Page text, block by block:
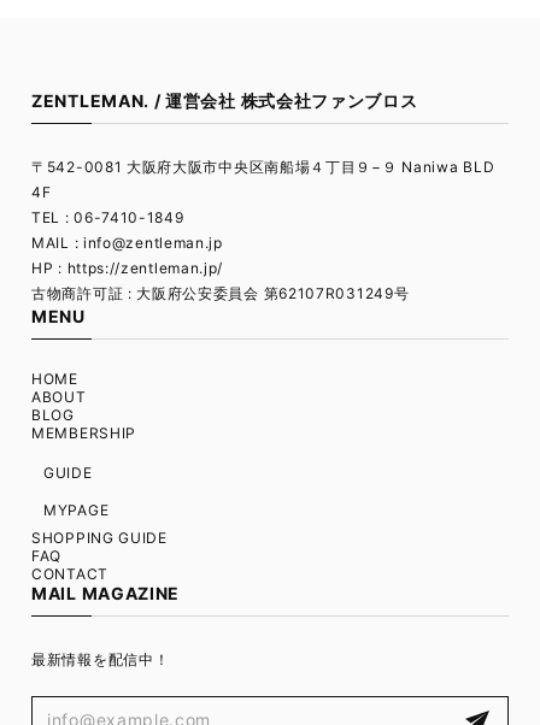
ZENTLEMAN. / 運営会社 株式会社ファンブロス
〒542-0081 大阪府大阪市中央区南船場４丁目９−９ Naniwa BLD
4F
TEL : 06-7410-1849
MAIL : info@zentleman.jp
HP : https://zentleman.jp/
古物商許可証 : 大阪府公安委員会 第62107R031249号
MENU
HOME
ABOUT
BLOG
MEMBERSHIP
GUIDE
MYPAGE
SHOPPING GUIDE
FAQ
CONTACT
MAIL MAGAZINE
最新情報を配信中！